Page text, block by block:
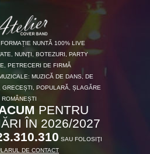
FORMAȚIE NUNTĂ 100% LIVE
NUNŢI, BOTEZURI, PARTY
PETRECERI DE FIRMĂ
MUZICĂ DE DANS, DE
GRECEȘTI, POPULARĂ, ȘLAGĂRE
ROMÂNEȘTI
PENTRU
ÎN 2026/2027
SAU FOLOSIŢI
DE CONTACT